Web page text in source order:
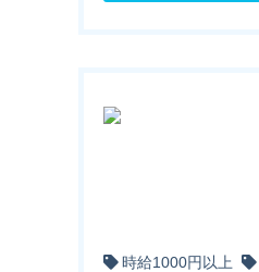
時給1000円以上